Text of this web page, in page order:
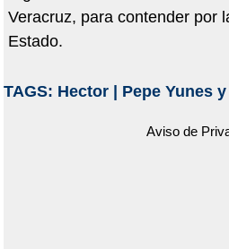
Veracruz, para contender por
Estado.
TAGS: Hector| Pepe Yunes
Aviso de